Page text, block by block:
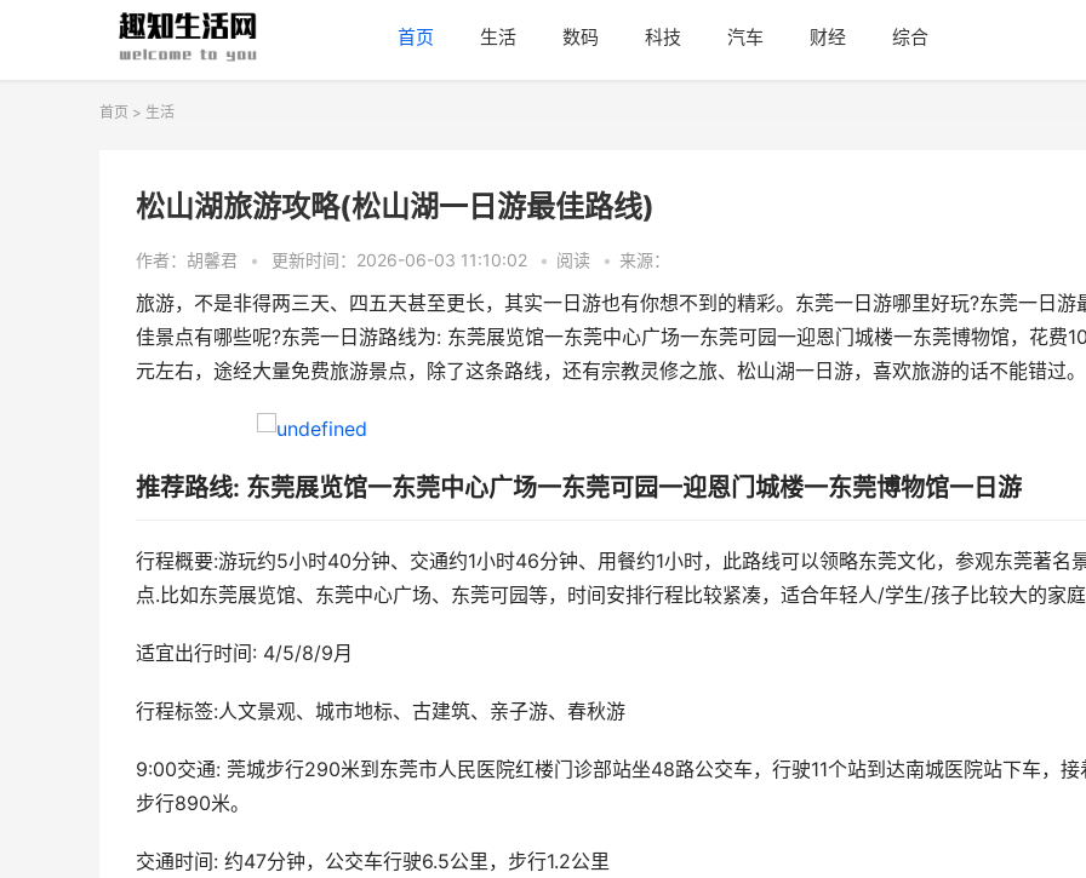
首页 生活 数码 科技 汽车 财经 综合
首页 > 生活
松山湖旅游攻略(松山湖一日游最佳路线)
作者：胡馨君 • 更新时间：2026-06-03 11:10:02 • 阅读 • 来源：
旅游，不是非得两三天、四五天甚至更长，其实一日游也有你想不到的精彩。东莞一日游哪里好玩?东莞一日游
佳景点有哪些呢?东莞一日游路线为: 东莞展览馆一东莞中心广场一东莞可园一迎恩门城楼一东莞博物馆，花费
元左右，途经大量免费旅游景点，除了这条路线，还有宗教灵修之旅、松山湖一日游，喜欢旅游的话不能错过。
推荐路线: 东莞展览馆一东莞中心广场一东莞可园一迎恩门城楼一东莞博物馆一日游
行程概要:游玩约5小时40分钟、交通约1小时46分钟、用餐约1小时，此路线可以领略东莞文化，参观东莞著名
点.比如东莞展览馆、东莞中心广场、东莞可园等，时间安排行程比较紧凑，适合年轻人/学生/孩子比较大的家庭
适宜出行时间: 4/5/8/9月
行程标签:人文景观、城市地标、古建筑、亲子游、春秋游
9:00交通: 莞城步行290米到东莞市人民医院红楼门诊部站坐48路公交车，行驶11个站到达南城医院站下车，接
步行890米。
交通时间: 约47分钟，公交车行驶6.5公里，步行1.2公里